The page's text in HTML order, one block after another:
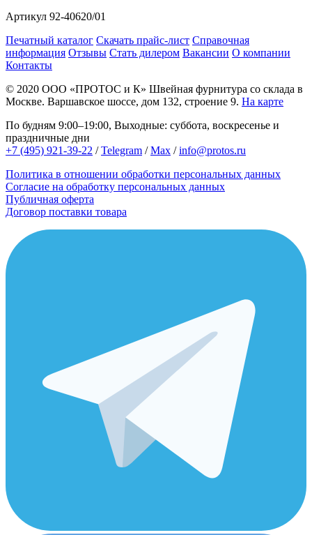
Артикул 92-40620/01
Печатный каталог Скачать прайс-лист Справочная
информация Отзывы Стать дилером Вакансии О компании
Контакты
© 2020 ООО «ПРОТОС и К» Швейная фурнитура со склада в
Москве. Варшавское шоссе, дом 132, строение 9. На карте
По будням 9:00–19:00, Выходные: суббота, воскресенье и
праздничные дни
+7 (495) 921-39-22 /Telegram /Max /info@protos.ru
Политика в отношении обработки персональных данных
Согласие на обработку персональных данных
Публичная оферта
Договор поставки товара